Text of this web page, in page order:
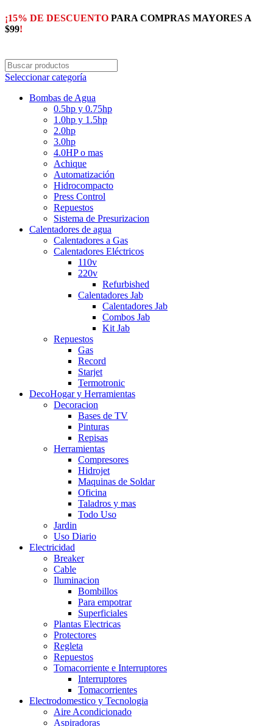
¡15% DE DESCUENTO PARA COMPRAS MAYORES A
$99!
Seleccionar categoría
Bombas de Agua
0.5hp y 0.75hp
1.0hp y 1.5hp
2.0hp
3.0hp
4.0HP o mas
Achique
Automatización
Hidrocompacto
Press Control
Repuestos
Sistema de Presurizacion
Calentadores de agua
Calentadores a Gas
Calentadores Eléctricos
110v
220v
Refurbished
Calentadores Jab
Calentadores Jab
Combos Jab
Kit Jab
Repuestos
Gas
Record
Starjet
Termotronic
DecoHogar y Herramientas
Decoracion
Bases de TV
Pinturas
Repisas
Herramientas
Compresores
Hidrojet
Maquinas de Soldar
Oficina
Taladros y mas
Todo Uso
Jardin
Uso Diario
Electricidad
Breaker
Cable
Iluminacion
Bombillos
Para empotrar
Superficiales
Plantas Electricas
Protectores
Regleta
Repuestos
Tomacorriente e Interruptores
Interruptores
Tomacorrientes
Electrodomestico y Tecnologia
Aire Acondicionado
Aspiradoras